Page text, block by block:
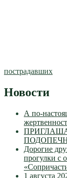
пострадавших
Новости
А по-
Дорогие
прогулки с
1 августа